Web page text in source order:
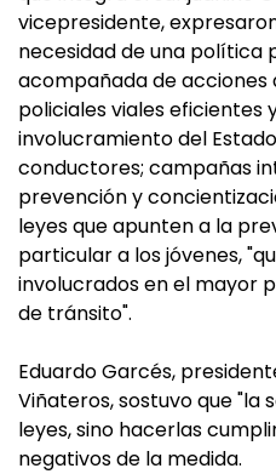
vicepresidente,
necesidad de una política
acompañada de acciones
policiales viales eficientes
involucramiento del
conductores; campañas
prevención y
leyes que apunten a la
particular a los jóvenes,
involucrados en el mayor
de tránsito".
Eduardo Garcés,
Viñateros, sostuvo que "la
leyes, sino hacerlas
negativos de la medida.